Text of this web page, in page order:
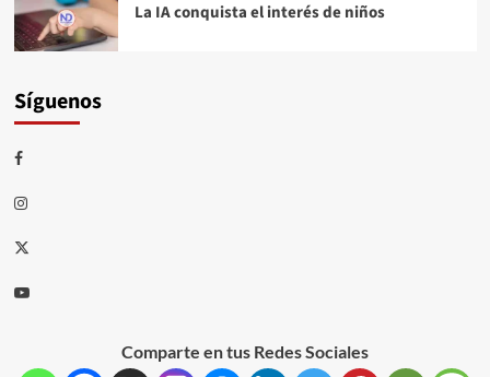
La IA conquista el interés de niños
Síguenos
Comparte en tus Redes Sociales